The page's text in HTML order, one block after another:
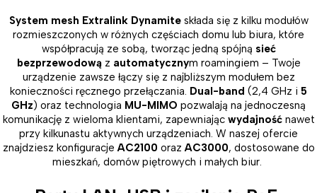
System mesh Extralink Dynamiteskłada się z kilku modułów
rozmieszczonych w różnych częściach domu lub biura, które
współpracują ze sobą, tworząc jedną spójną sieć
bezprzewodowąz automatycznym roamingiem – Twoje
urządzenie zawsze łączy się z najbliższym modułem bez
konieczności ręcznego przełączania. Dual-band (2,4 GHz i 5
GHz) oraz technologia MU-MIMO pozwalają na jednoczesną
komunikację z wieloma klientami, zapewniając wydajnośćnawet
przy kilkunastu aktywnych urządzeniach. W naszej ofercie
znajdziesz konfiguracjeAC2100 orazAC3000, dostosowane do
mieszkań, domów piętrowych i małych biur.